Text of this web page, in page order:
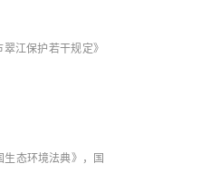
江保护若干规定》
态环境法典》，国